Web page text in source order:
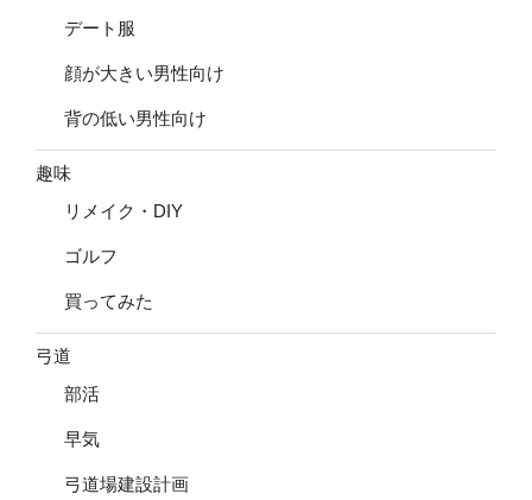
デート服
顔が大きい男性向け
背の低い男性向け
趣味
リメイク・DIY
ゴルフ
買ってみた
弓道
部活
早気
弓道場建設計画